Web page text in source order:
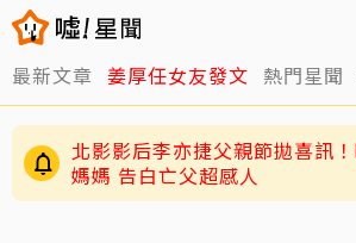
最新文章 姜厚任女友發文 熱門星聞
北影影后李亦捷父親節拋喜訊
媽媽 告白亡父超感人